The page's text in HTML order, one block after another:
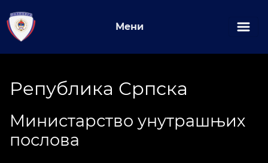
Мени
Република Српска
Министарство унутрашњих
послова